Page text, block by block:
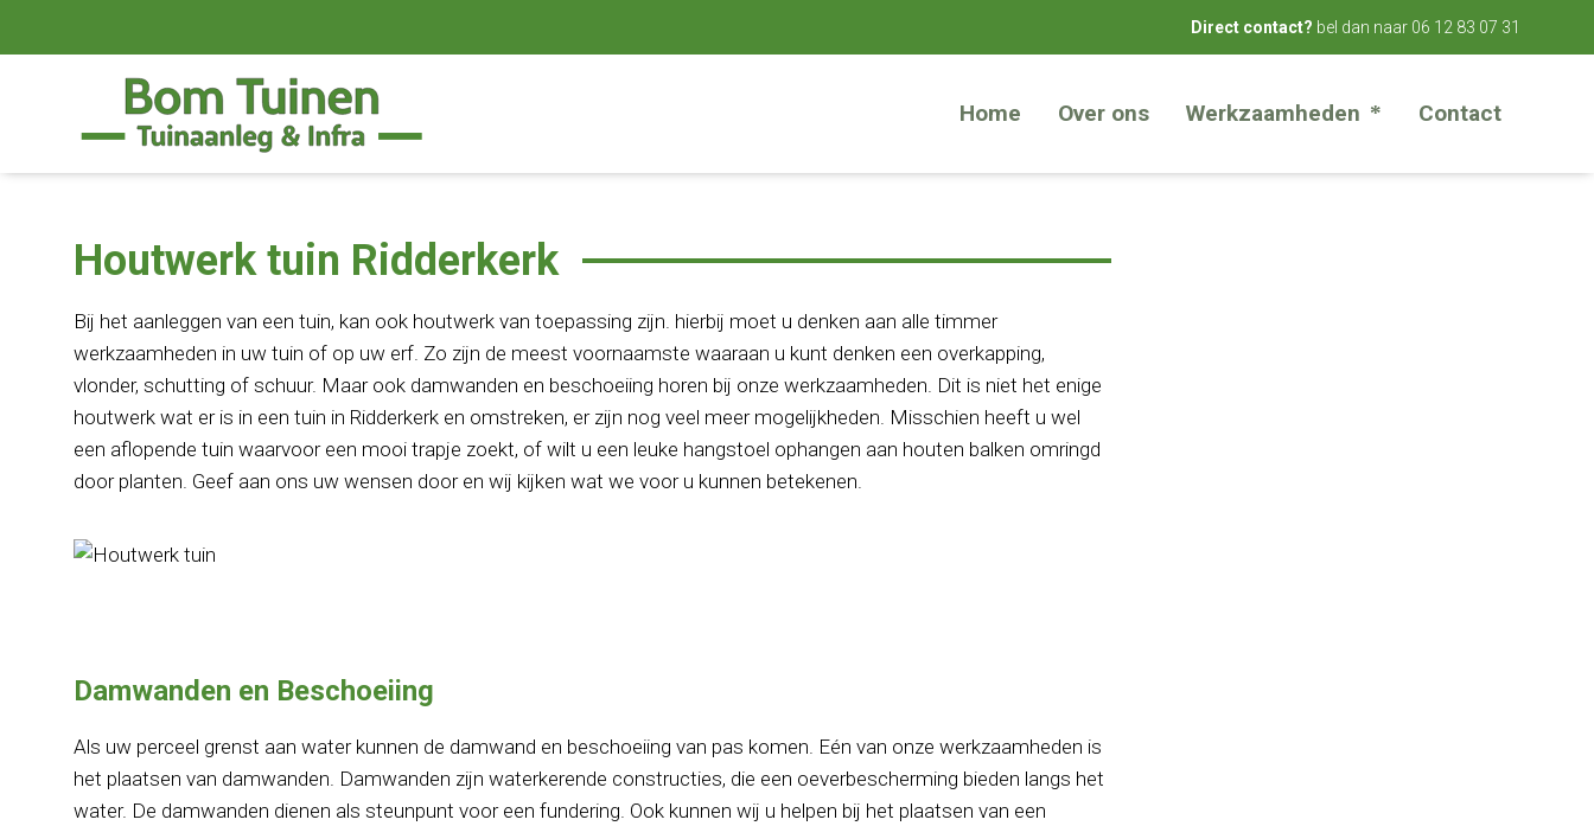
Direct contact? bel dan naar 06 12 83 07 31
Home Over ons Werkzaamheden Contact
Houtwerk tuin Ridderkerk
Bij het aanleggen van een tuin, kan ook houtwerk van toepassing zijn. hierbij moet u denken aan alle timmer
werkzaamheden in uw tuin of op uw erf. Zo zijn de meest voornaamste waaraan u kunt denken een overkapping,
vlonder, schutting of schuur. Maar ook damwanden en beschoeiing horen bij onze werkzaamheden. Dit is niet het enige
houtwerk wat er is in een tuin in Ridderkerk en omstreken, er zijn nog veel meer mogelijkheden. Misschien heeft u wel
een aflopende tuin waarvoor een mooi trapje zoekt, of wilt u een leuke hangstoel ophangen aan houten balken omringd
door planten. Geef aan ons uw wensen door en wij kijken wat we voor u kunnen betekenen.
Damwanden en Beschoeiing
Als uw perceel grenst aan water kunnen de damwand en beschoeiing van pas komen. Eén van onze werkzaamheden is
het plaatsen van damwanden. Damwanden zijn waterkerende constructies, die een oeverbescherming bieden langs het
water. De damwanden dienen als steunpunt voor een fundering. Ook kunnen wij u helpen bij het plaatsen van een